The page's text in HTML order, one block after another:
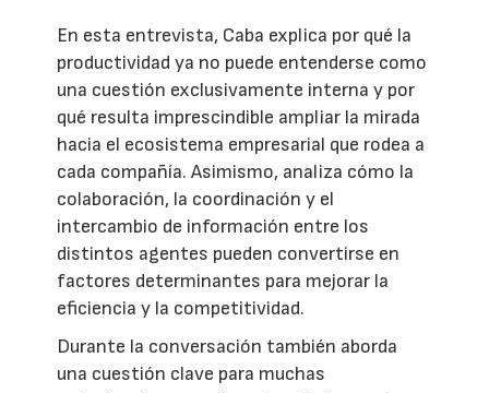
En esta entrevista, Caba explica por qué la
productividad ya no puede entenderse como
una cuestión exclusivamente interna y por
qué resulta imprescindible ampliar la mirada
hacia el ecosistema empresarial que rodea a
cada compañía. Asimismo, analiza cómo la
colaboración, la coordinación y el
intercambio de información entre los
distintos agentes pueden convertirse en
factores determinantes para mejorar la
eficiencia y la competitividad.
Durante la conversación también aborda
una cuestión clave para muchas